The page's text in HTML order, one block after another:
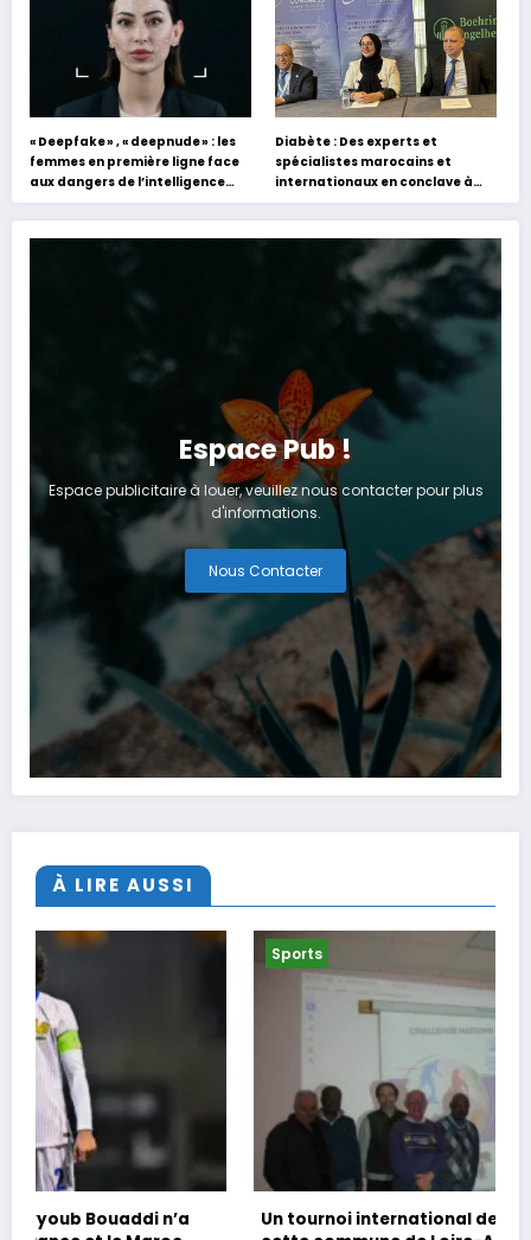
« Deepfake » , « deepnude » : les
femmes en première ligne face
aux dangers de l’intelligence
artificielle
Diabète : Des experts et
spécialistes marocains et
internationaux en conclave à
Tanger
Espace Pub !
Espace publicitaire à louer, veuillez nous contacter pour plus
d'informations.
Nous Contacter
À LIRE AUSSI
Un tournoi international de foot en marchant dans